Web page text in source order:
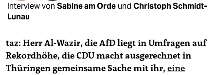
unterstützen
genossenschaft
epaper login
Interview von Sabine am Orde und Christoph Schmidt-
Lunau
taz: Herr Al-Wazir, die AfD liegt in Umfragen auf
Rekordhöhe, die CDU macht ausgerechnet in
Thüringen gemeinsame Sache mit ihr, eine